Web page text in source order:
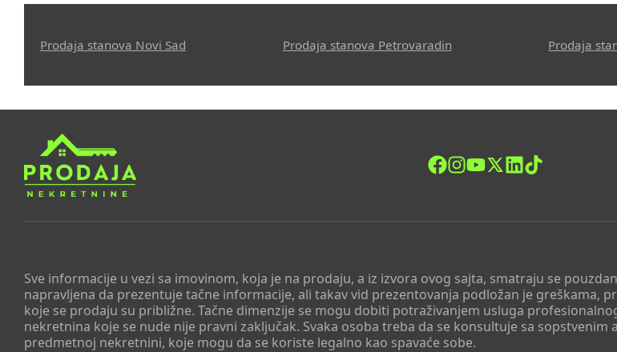
Prodaja stanova Novi Sad Prodaja stanova Petrovaradin Prodaja
Sve informacije u vezi sa imovinom, koja je na prodaju, a iz izvora ovog sajta, smatraju se
napravljena da prezentuje tačne informacije, ali takav vid prezentovanja podložan je greškama,
koje se prodaju su približne. Tačne dimenzije se mogu dobiti potraživanjem usluga
nekretnina koje se nude nije pravni zaključak. Svaka osoba treba da se konsultuje sa
predmetnoj nekretnini, koje mogu da se koriste legalno kao spavaće sobe.